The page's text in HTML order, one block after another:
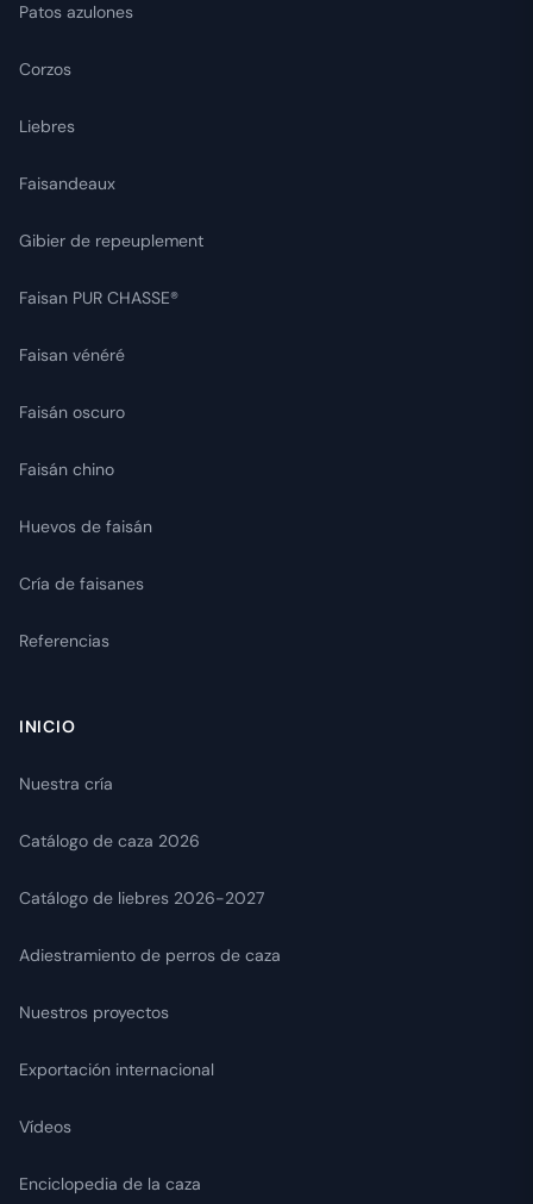
Patos azulones
Corzos
Liebres
Faisandeaux
Gibier de repeuplement
Faisan PUR CHASSE®
Faisan vénéré
Faisán oscuro
Faisán chino
Huevos de faisán
Cría de faisanes
Referencias
INICIO
Nuestra cría
Catálogo de caza 2026
Catálogo de liebres 2026-2027
Adiestramiento de perros de caza
Nuestros proyectos
Exportación internacional
Vídeos
Enciclopedia de la caza